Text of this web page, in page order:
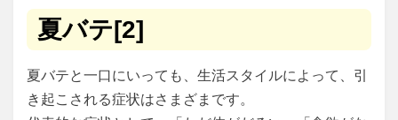
夏バテ[2]
夏バテと一口にいっても、生活スタイルによって、引
き起こされる症状はさまざまです。